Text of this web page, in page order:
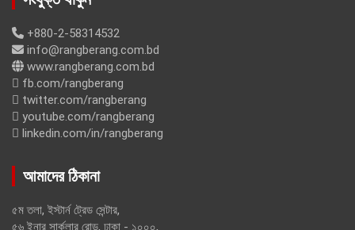
+880-2-58314532
info@rangberang.com.bd
www.rangberang.com.bd
fb.com/rangberang
twitter.com/rangberang
youtube.com/rangberang
linkedin.com/in/rangberang
আমাদের ঠিকানা
৫ম তলা, ইস্টার্ন ট্রেড সেন্টার,